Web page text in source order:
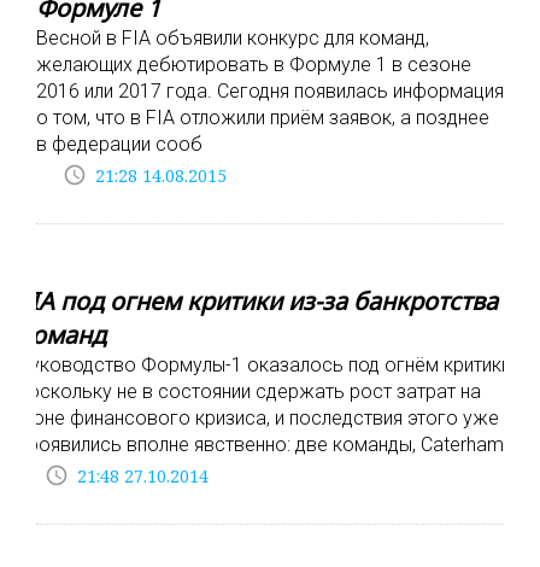
Формуле 1
Весной в FIA объявили конкурс для команд,
желающих дебютировать в Формуле 1 в сезоне
2016 или 2017 года. Сегодня появилась информация
о том, что в FIA отложили приём заявок, а позднее
в федерации сооб
access_time 21:28 14.08.2015
FIA под огнем критики из-за банкротства
команд
Руководство Формулы-1 оказалось под огнём критики,
поскольку не в состоянии сдержать рост затрат на
фоне финансового кризиса, и последствия этого уже
проявились вполне явственно: две команды, Caterham
access_time 21:48 27.10.2014